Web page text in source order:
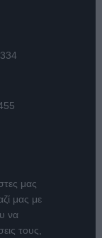
μας
μας με
να
τους,